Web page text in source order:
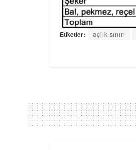
Etiketler: açlık sınırı